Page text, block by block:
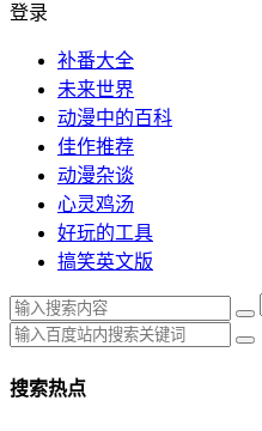
登录
补番大全
未来世界
动漫中的百科
佳作推荐
动漫杂谈
心灵鸡汤
好玩的工具
搞笑英文版
搜索热点